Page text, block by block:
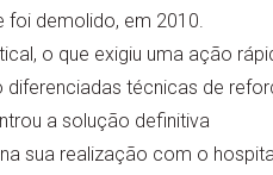
foi demolido, em 2010.
o que exigiu uma ação
diferenciadas técnicas de
a solução definitiva
sua realização com o